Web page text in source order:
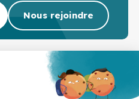
Nous rejoindre